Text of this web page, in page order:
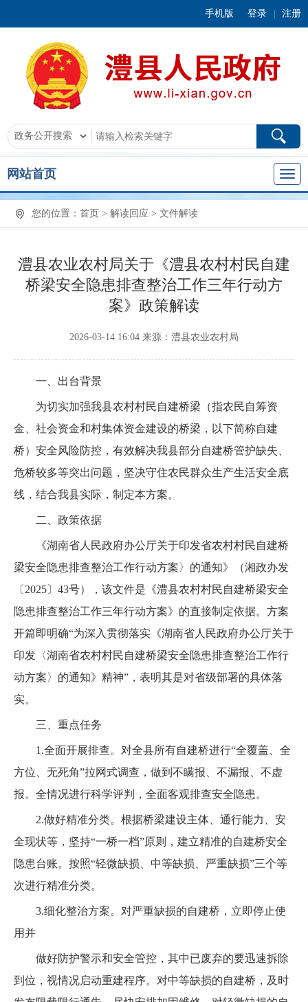
手机版 登录 注册
网站首页
您的位置： 首页 > 解读回应 > 文件解读
澧县农业农村局关于《澧县农村村民自建
桥梁安全隐患排查整治工作三年行动方
案》政策解读
2026-03-14 16:04 来源：澧县农业农村局
一、出台背景
为切实加强我县农村村民自建桥梁（指农民自筹资
金、社会资金和村集体资金建设的桥梁，以下简称自建
桥）安全风险防控，有效解决我县部分自建桥管护缺失、
危桥较多等突出问题，坚决守住农民群众生产生活安全底
线，结合我县实际，制定本方案。
二、政策依据
《湖南省人民政府办公厅关于印发省农村村民自建桥
梁安全隐患排查整治工作行动方案〉的通知》（湘政办发
〔2025〕43号），该文件是《澧县农村村民自建桥梁安全
隐患排查整治工作三年行动方案》的直接制定依据。方案
开篇即明确“为深入贯彻落实《湖南省人民政府办公厅关于
印发〈湖南省农村村民自建桥梁安全隐患排查整治工作行
动方案〉的通知》精神”，表明其是对省级部署的具体落
实。
三、重点任务
1.全面开展排查。对全县所有自建桥进行“全覆盖、全
方位、无死角”拉网式调查，做到不瞒报、不漏报、不虚
报。全情况进行科学评判，全面客观排查安全隐患。
2.做好精准分类。根据桥梁建设主体、通行能力、安
全现状等，坚持“一桥一档”原则，建立精准的自建桥安全
隐患台账。按照“轻微缺损、中等缺损、严重缺损”三个等
次进行精准分类。
3.细化整治方案。对严重缺损的自建桥，立即停止使
用并
做好防护警示和安全管控，其中已废弃的要迅速拆除
到位，视情况启动重建程序。对中等缺损的自建桥，及时